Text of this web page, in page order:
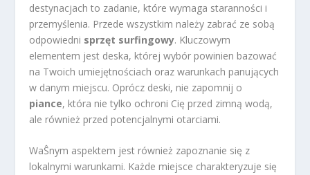
destynacjach to zadanie, które wymaga staranności i
przemyślenia. Przede wszystkim należy zabrać ze sobą
odpowiedni sprzęt surfingowy. Kluczowym
elementem jest deska, której wybór powinien bazować
na Twoich umiejętnościach oraz warunkach panujących
w danym miejscu. Oprócz deski, nie zapomnij o
piance, która nie tylko ochroni Cię przed zimną wodą,
ale również przed potencjalnymi otarciami.
WaŜnym aspektem jest również zapoznanie się z
lokalnymi warunkami. Każde miejsce charakteryzuje się